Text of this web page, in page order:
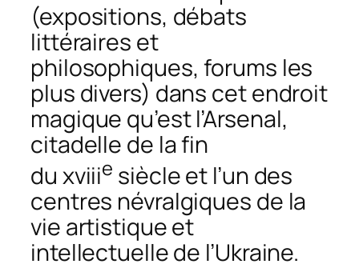
(expositions, débats
littéraires et
philosophiques, forums les
plus divers) dans cet endroit
magique qu’est l’Arsenal,
citadelle de la fin
du xviiie siècle et l’un des
centres névralgiques de la
vie artistique et
intellectuelle de l’Ukraine.